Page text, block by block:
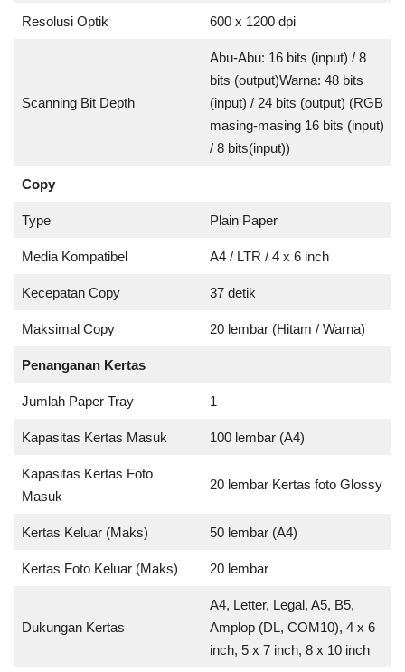
Resolusi Optik 600 x 1200 dpi
Scanning Bit Depth
Abu-Abu: 16 bits (input) / 8
bits (output)Warna: 48 bits
(input) / 24 bits (output) (RGB
masing-masing 16 bits (input)
/ 8 bits(input))
Copy
Type Plain Paper
Media Kompatibel A4 / LTR / 4 x 6 inch
Kecepatan Copy 37 detik
Maksimal Copy 20 lembar (Hitam / Warna)
Penanganan Kertas
Jumlah Paper Tray 1
Kapasitas Kertas Masuk 100 lembar (A4)
Kapasitas Kertas Foto
Masuk
20 lembar Kertas foto Glossy
Kertas Keluar (Maks) 50 lembar (A4)
Kertas Foto Keluar (Maks) 20 lembar
Dukungan Kertas
A4, Letter, Legal, A5, B5,
Amplop (DL, COM10), 4 x 6
inch, 5 x 7 inch, 8 x 10 inch